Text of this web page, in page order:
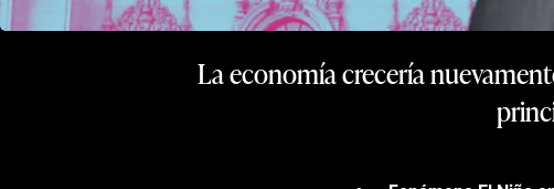
La economía crecería